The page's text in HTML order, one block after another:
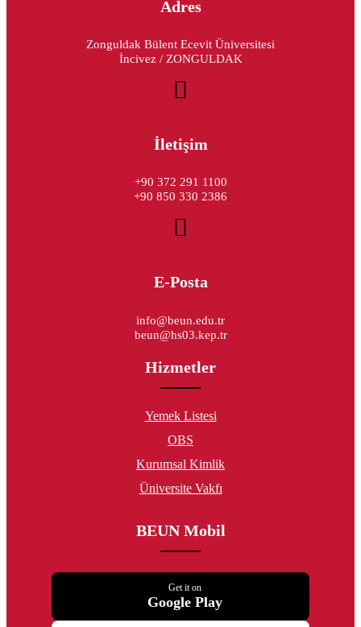
Adres
Zonguldak Bülent Ecevit Üniversitesi
İncivez / ZONGULDAK
İletişim
+90 372 291 1100
+90 850 330 2386
E-Posta
info@beun.edu.tr
beun@hs03.kep.tr
Hizmetler
Yemek Listesi
OBS
Kurumsal Kimlik
Üniversite Vakfı
BEUN Mobil
Get it on
Google Play